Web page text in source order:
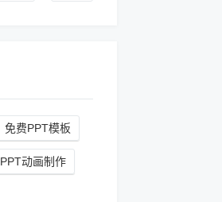
免费PPT模板
PPT动画制作